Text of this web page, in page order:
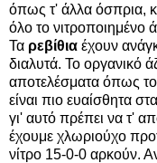
όπως τ' άλλα όσπρια,
όλο το νιτροποιημένο
Τα ρεβίθια έχουν
διαλυτά. Το οργανικό
αποτελέσματα όπως το
είναι πιο ευαίσθητα
γι' αυτό πρέπει να τ'
έχουμε χλωριούχο
νίτρο 15-0-0 αρκούν.